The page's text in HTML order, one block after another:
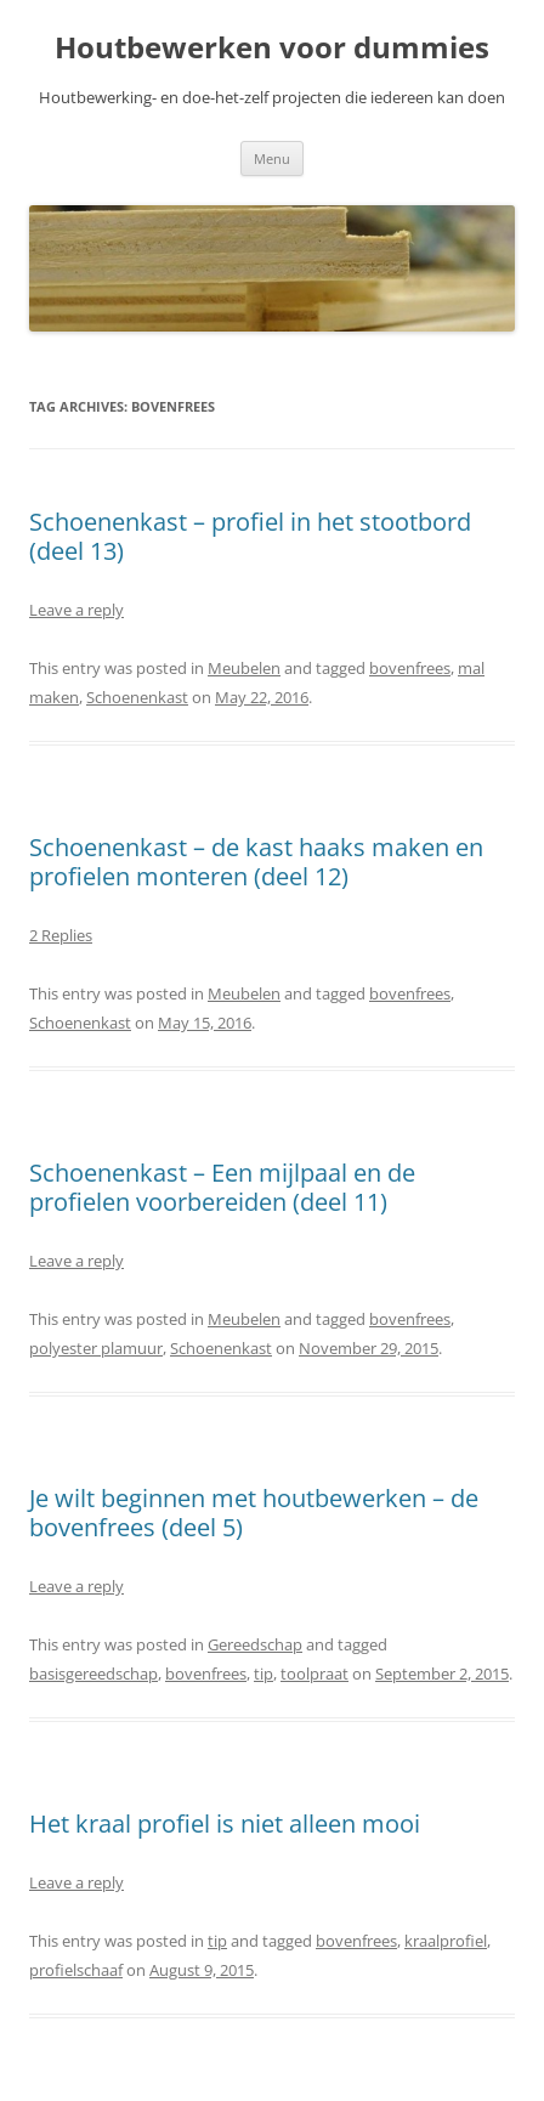
content
Houtbewerken voor dummies
Houtbewerking- en doe-het-zelf projecten die iedereen kan doen
Menu
TAG ARCHIVES: BOVENFREES
Schoenenkast – profiel in het stootbord
(deel 13)
Leave a reply
This entry was posted in Meubelen and tagged bovenfrees, mal
maken,Schoenenkaston May 22, 2016.
Schoenenkast – de kast haaks maken en
profielen monteren (deel 12)
2 Replies
This entry was posted in Meubelen and tagged bovenfrees,
Schoenenkaston May 15, 2016.
Schoenenkast – Een mijlpaal en de
profielen voorbereiden (deel 11)
Leave a reply
This entry was posted in Meubelen and tagged bovenfrees,
polyester plamuur,Schoenenkaston November 29, 2015.
Je wilt beginnen met houtbewerken – de
bovenfrees (deel 5)
Leave a reply
This entry was posted in Gereedschapand tagged
basisgereedschap, bovenfrees,tip,toolpraaton September 2, 2015.
Het kraal profiel is niet alleen mooi
Leave a reply
This entry was posted in tipand tagged bovenfrees, kraalprofiel,
profielschaafon August 9, 2015.